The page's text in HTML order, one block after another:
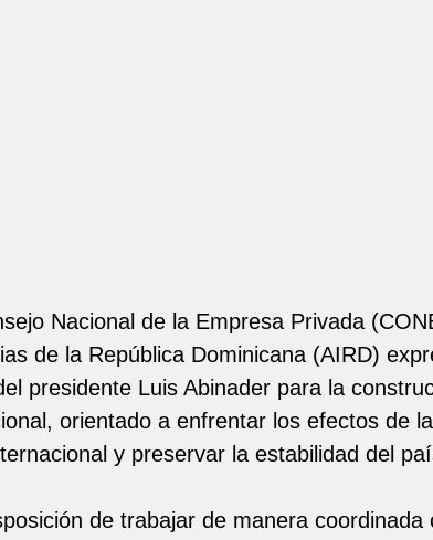
Nacional de la Empresa Privada
de la República Dominicana (AIRD)
presidente Luis Abinader para la
orientado a enfrentar los efectos de la
y preservar la estabilidad del
de trabajar de manera coordinada